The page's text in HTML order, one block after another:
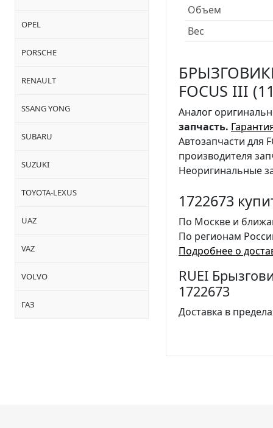
OPEL
PORSCHE
RENAULT
SSANG YONG
SUBARU
SUZUKI
TOYOTA-LEXUS
UAZ
VAZ
VOLVO
ГАЗ
Объем
Вес
FOCUS III
Аналог
запчасть.
Автозапчасти для
производителя
Неоригинальные
1722673
По Москве и
По регионам
Подробнее о
RUEI
1722673
Доставка в